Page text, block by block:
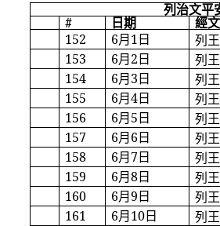
列治文平
# 日期
經文
152
6月1日
列
153
6月2日
列
154
6月3日
列
155
6月4日
列
156
6月5日
列
157
6月6日
列
158
6月7日
列
159
6月8日
列
160
6月9日
列
161
6月10日
列